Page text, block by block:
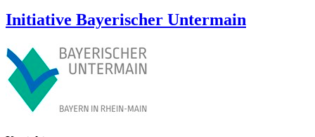
Initiative Bayerischer Untermain